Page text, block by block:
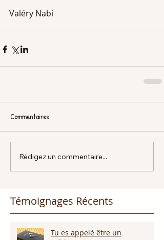
Valéry Nabi
Commentaires
Rédigez un commentaire...
Témoignages Récents
Tu es appelé être un